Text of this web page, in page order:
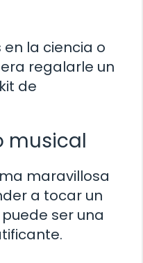
en la ciencia o
regalarle un
de
musical
maravillosa
a tocar un
ser una